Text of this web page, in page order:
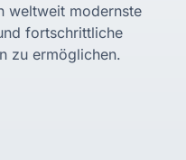
weltweit modernste
fortschrittliche
zu ermöglichen.